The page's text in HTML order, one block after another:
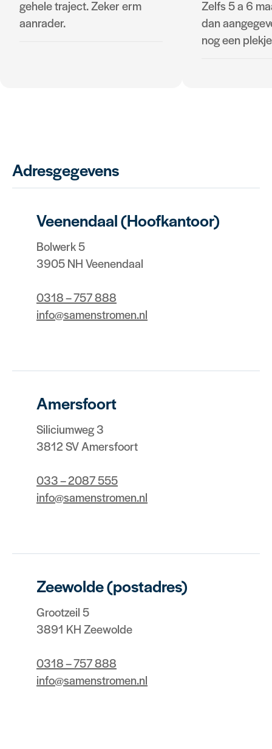
gehele traject. Zeker erm
aanrader.
Zelfs 5 a 6
dan
nog een
Adresgegevens
Veenendaal (Hoofkantoor)
Bolwerk 5
3905 NH Veenendaal
0318 – 757 888
info@samenstromen.nl
Amersfoort
Siliciumweg 3
3812 SV Amersfoort
033 – 2087 555
info@samenstromen.nl
Zeewolde (postadres)
Grootzeil 5
3891 KH Zeewolde
0318 – 757 888
info@samenstromen.nl